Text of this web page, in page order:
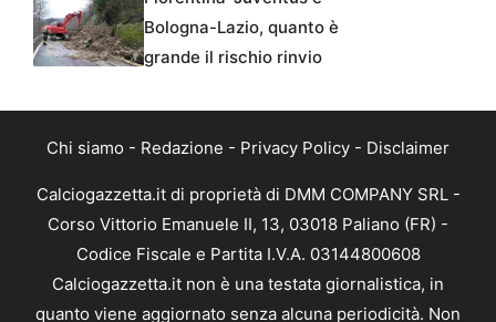
Bologna-Lazio, quanto è
grande il rischio rinvio
Chi siamo - Redazione - Privacy Policy - Disclaimer
Calciogazzetta.it di proprietà di DMM COMPANY SRL -
Corso Vittorio Emanuele II, 13, 03018 Paliano (FR) -
Codice Fiscale e Partita I.V.A. 03144800608
Calciogazzetta.it non è una testata giornalistica, in
quanto viene aggiornato senza alcuna periodicità. Non